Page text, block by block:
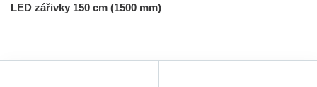
LED zářivky 150 cm (1500 mm)